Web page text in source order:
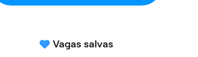
Vagas salvas